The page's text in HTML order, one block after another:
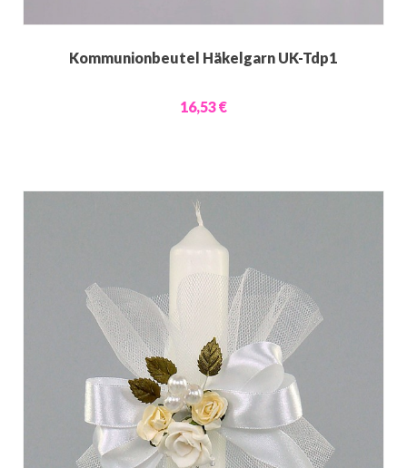
Kommunionbeutel Häkelgarn UK-Tdp1
16,53 €